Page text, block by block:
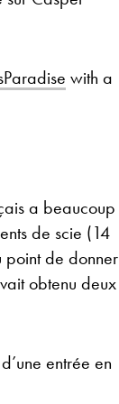
with a
a beaucoup
de scie (14
point de donner
obtenu deux
entrée en